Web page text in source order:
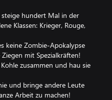
steige hundert Mal in der
Klassen: Krieger, Rouge,
keine Zombie-Apokalypse
mit Spezialkräften!
zusammen und hau sie
und bringe andere Leute
Arbeit zu machen!